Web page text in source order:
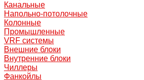
Канальные
Напольно-потолочные
Колонные
Промышленные
VRF системы
Внешние блоки
Внутренние блоки
Чиллеры
Фанкойлы